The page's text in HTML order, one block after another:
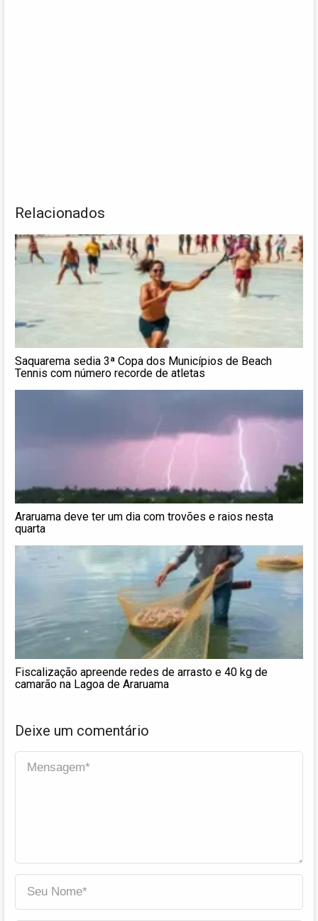
Relacionados
Saquarema sedia 3ª Copa dos Municípios de Beach
Tennis com número recorde de atletas
Araruama deve ter um dia com trovões e raios nesta
quarta
Fiscalização apreende redes de arrasto e 40 kg de
camarão na Lagoa de Araruama
Deixe um comentário